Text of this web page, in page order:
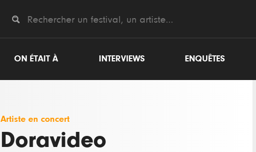
ON ÉTAIT À INTERVIEWS ENQUÊTES
Artiste en concert
Doravideo